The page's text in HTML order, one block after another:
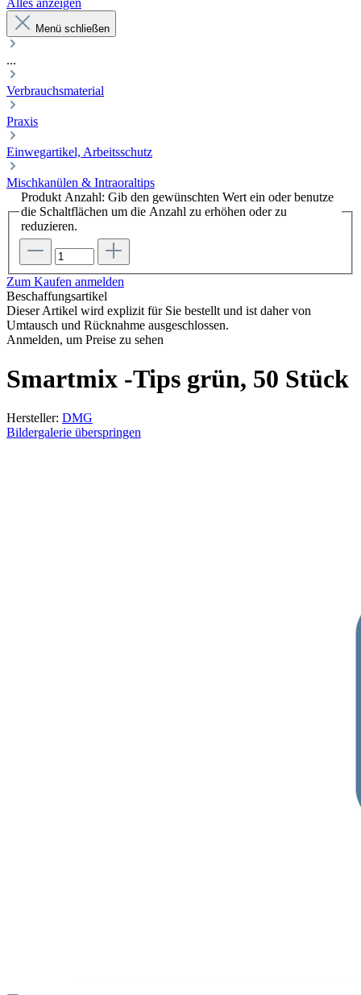
Alles anzeigen
Menü schließen
...
Verbrauchsmaterial
Praxis
Einwegartikel, Arbeitsschutz
Mischkanülen & Intraoraltips
Produkt Anzahl: Gib den gewünschten Wert ein oder benutze
die Schaltflächen um die Anzahl zu erhöhen oder zu
reduzieren.
Zum Kaufen anmelden
Beschaffungsartikel
Dieser Artikel wird explizit für Sie bestellt und ist daher von
Umtausch und Rücknahme ausgeschlossen.
Anmelden, um Preise zu sehen
Smartmix -Tips grün, 50 Stück
Hersteller: DMG
Bildergalerie überspringen